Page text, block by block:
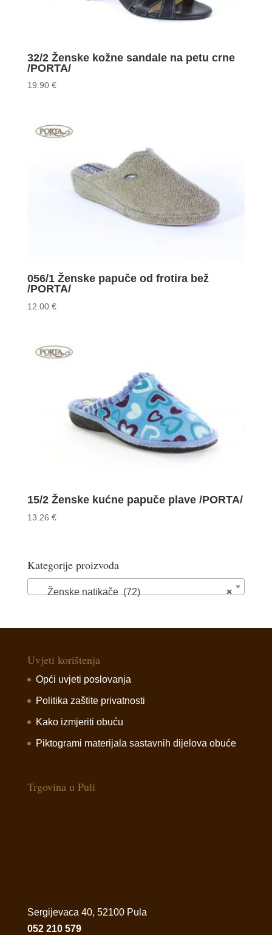
32/2 Ženske kožne sandale na petu crne
/PORTA/
19.90 €
056/1 Ženske papuče od frotira bež
/PORTA/
12.00 €
15/2 Ženske kućne papuče plave /PORTA/
13.26 €
Kategorije proizvoda
×
Ženske natikače (72)
Uvjeti korištenja
Opći uvjeti poslovanja
Politika zaštite privatnosti
Kako izmjeriti obuću
Piktogrami materijala sastavnih dijelova obuće
Trgovina u Puli
Sergijevaca 40, 52100 Pula
052 210 579